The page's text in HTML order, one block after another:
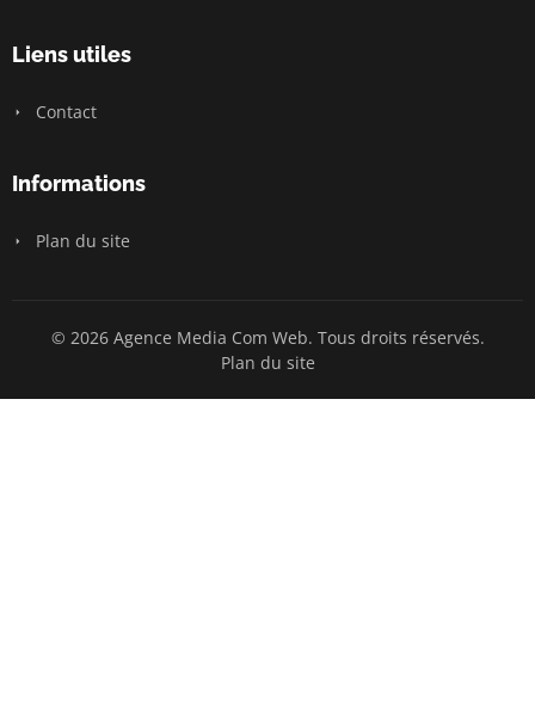
Liens utiles
Contact
Informations
Plan du site
© 2026 Agence Media Com Web. Tous droits réservés.
Plan du site